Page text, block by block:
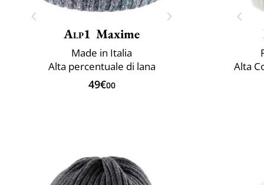
Alp1 Maxime
Made in Italia
Alta percentuale di lana
49€00
Alta